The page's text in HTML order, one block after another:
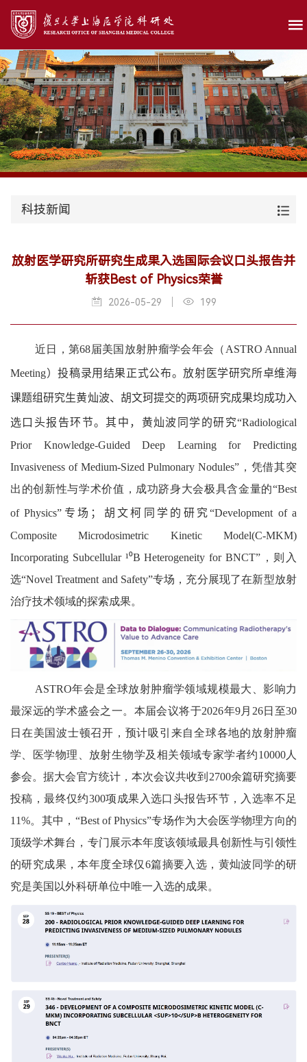
科技新闻
放射医学研究所研究生成果入选国际会议口头报告并
斩获Best of Physics荣誉
2026-05-29 199
近日，第68届美国放射肿瘤学会年会（ ASTRO Annual
Meeting）投稿录用结果正式公布。放射医学研究所卓维海
课题组研究生黄灿波、胡文珂提交的两项研究成果均成功入
选口头报告环节。其中，黄灿波同学的研究“Radiological
Prior Knowledge-Guided Deep Learning for Predicting
Invasiveness of Medium-Sized Pulmonary Nodules” ，凭借其突
出的创新性与学术价值，成功跻身大会极具含金量的“Best
of Physics” 专场；胡文柯 同学的研究“Development of a
Composite Microdosimetric Kinetic Model(C-MKM)
Incorporating Subcellular ¹⁰B Heterogeneity for BNCT”，则入
选“Novel Treatment and Safety”专场，充分展现了在新型放射
治疗技术领域的探索成果。
ASTRO年会是全球放射肿瘤学领域规模最大、影响力
最深远的学术盛会之一。本届会议将于2026年9月 26日至30
日在美国波士顿召开，预计吸引来自全球各地的放射肿瘤
学、医学物理、放射生物学及相关领域专家学者约10000人
参会。据大会官方统计，本次会议共收到 2700余篇研究摘要
投稿，最终仅约300项成果入选口头报告环节，入选率不足
11%。其中，“Best of Physics”专场作为大会医学物理方向的
顶级学术舞台，专门展示本年度该领域最具创新性与引领性
的研究成果，本年度全球仅6篇摘要入选，黄灿波同学的研
究是美国以外科研单位中唯一入选的成果。